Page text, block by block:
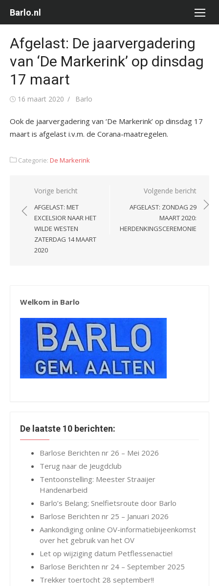
naar
inhoud
Barlo.nl
Afgelast: De jaarvergadering
van ‘De Markerink’ op dinsdag
17 maart
Gepubliceerd
16 maart 2020 Auteur
Barlo
Ook de jaarvergadering van ‘De Markerink’ op dinsdag 17
maart is afgelast i.v.m. de Corana-maatregelen.
Categorie: De Markerink
Bericht
navigatie
Vorige bericht
AFGELAST: MET
EXCELSIOR NAAR HET
WILDE WESTEN
ZATERDAG 14 MAART
2020
Volgende bericht
AFGELAST: ZONDAG 29
MAART 2020:
HERDENKINGSCEREMONIE
Welkom in Barlo
De laatste 10 berichten:
Barlose Berichten nr 26 – Mei 2026
Terug naar de Jeugdclub
Tentoonstelling: Meester Straaijer
Handenarbeid
Barlo’s Belang; Snelfietsroute door Barlo
Barlose Berichten nr 25 – Januari 2026
Aankondiging online OV-informatiebijeenkomst
over het gebruik van het OV
Let op wijziging datum Petflessenactie!
Barlose Berichten nr 24 – September 2025
Trekker toertocht 28 september!!